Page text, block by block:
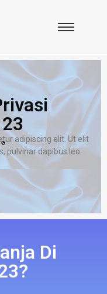
adipiscing elit. Ut elit
pulvinar dapibus leo.
Di